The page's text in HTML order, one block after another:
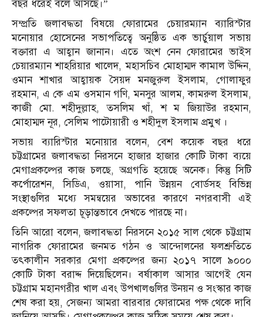
বছর ধরেই বলে আসছে।”
সম্প্রতি জলাবদ্ধতা বিষয়ে ফোরামের চেয়ারম্যান ব্যারিস্টার
মনোয়ার হোসেনের সভাপতিত্বে অনুষ্ঠিত এক ভার্চুয়াল সভায়
বক্তারা এ আহ্বান জানান। এতে অংশ নেন ফোরামের ভাইস
চেয়ারম্যান শাহরিয়ার খালেদ, মহাসচিব মোহাম্মদ কামাল উদ্দিন,
ওমান শাখার আহ্বায়ক সৈয়দ মনজুরুল ইসলাম, গোলাফুর
রহমান, এ কে এম ওসমান গণি, মনসুর আলম, কামরুল ইসলাম,
কাজী মো. শহীদুল্লাহ, তসলিম খাঁ, শ ম জিয়াউর রহমান,
মোহাম্মদ নূর, সেলিম পাটোয়ারী ও শহীদুল ইসলাম প্রমুখ ।
সভায় ব্যারিস্টার মনোয়ার বলেন, বেশ কয়েক বছর ধরে
চট্টগ্রামের জলাবদ্ধতা নিরসনে হাজার হাজার কোটি টাকা ব্যয়ে
মেগাপ্রকল্পের কাজ চলছে, অগ্রগতি হয়েছে অনেক। কিন্তু সিটি
কর্পোরেশন, সিডিএ, ওয়াসা, পানি উন্নয়ন বোর্ডসহ বিভিন্ন
সংস্থাগুলির মধ্যে সমন্বয়ের অভাবের কারণে নগরবাসী এই
প্রকল্পের সফলতা চূড়ান্তভাবে দেখতে পারছে না।
তিনি আরো বলেন, জলাবদ্ধতা নিরসনে ২০১৫ সাল থেকে চট্টগ্রাম
নাগরিক ফোরামের জনমত গঠন ও আন্দোলনের ফলশ্রুতিতে
তৎকালীন সরকার মেগা প্রকল্পের জন্য ২০১৭ সালে ৯০০০
কোটি টাকা বরাদ্দ দিয়েছিলেন। বর্ষাকাল আসার আগেই যেন
চট্টগ্রাম মহানগরীর খাল এবং উপখালগুলির উনয়ন ও সংস্কার কাজ
শেষ করা হয়, সেজন্য আমরা বারবার ফোরামের পক্ষ থেকে দাবি